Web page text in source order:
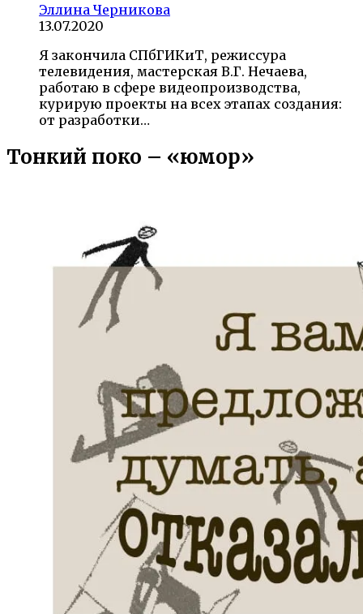
Эллина Черникова
13.07.2020
Я закончила СПбГИКиТ, режиссура
телевидения, мастерская В.Г. Нечаева,
работаю в сфере видеопроизводства,
курирую проекты на всех этапах создания:
от разработки…
Тонкий поко – «юмор»